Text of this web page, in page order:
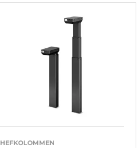
HEFKOLOMMEN